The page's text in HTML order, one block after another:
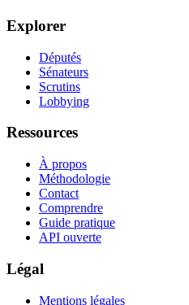
Explorer
Députés
Sénateurs
Scrutins
Lobbying
Ressources
À propos
Méthodologie
Contact
Comprendre
Guide pratique
API ouverte
Légal
Mentions légales